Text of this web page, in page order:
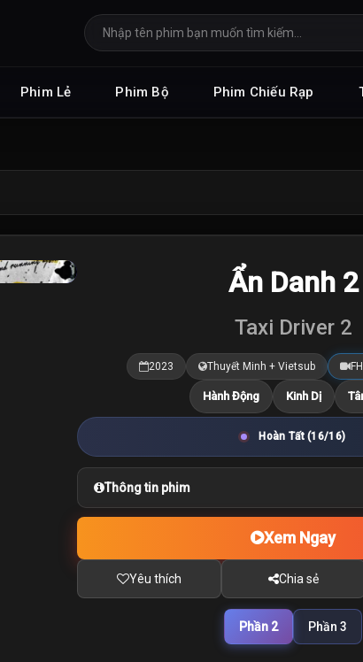
Phim Lẻ Phim Bộ Phim Chiếu Rạp
Ẩn Danh 2
Taxi Driver 2
2023 Thuyết Minh + Vietsub
Hành Động Kinh Dị
Hoàn Tất (16/16)
Thông tin phim
Xem Ngay
Yêu thích Chia sẻ
Phần 2 Phần 3